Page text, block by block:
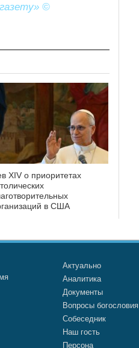
©
XIV о приоритетах
в США
Актуально
Аналитика
Документы
Вопросы богословия
Собеседник
Наш гость
Персона